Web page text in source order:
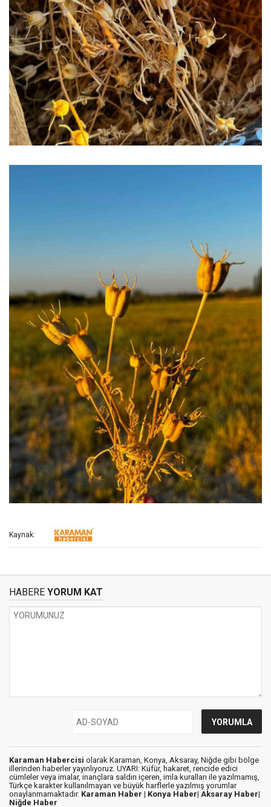
Kaynak:
HABERE YORUM KAT
Karaman Habercisi olarak Karaman, Konya, Aksaray, Niğde gibi bölge
illerinden haberler yayınlıyoruz. UYARI: Küfür, hakaret, rencide edici
cümleler veya imalar, inançlara saldırı içeren, imla kuralları ile yazılmamış,
Türkçe karakter kullanılmayan ve büyük harflerle yazılmış yorumlar
onaylanmamaktadır. Karaman Haber | Konya Haber| Aksaray Haber|
Niğde Haber